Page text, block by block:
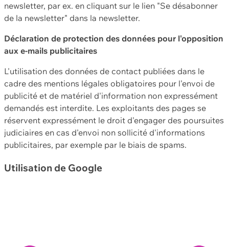
newsletter, par ex. en cliquant sur le lien "Se désabonner
de la newsletter" dans la newsletter.
Déclaration de protection des données pour l'opposition
aux e-mails publicitaires
L'utilisation des données de contact publiées dans le
cadre des mentions légales obligatoires pour l'envoi de
publicité et de matériel d'information non expressément
demandés est interdite. Les exploitants des pages se
réservent expressément le droit d'engager des poursuites
judiciaires en cas d'envoi non sollicité d'informations
publicitaires, par exemple par le biais de spams.
Utilisation de Google